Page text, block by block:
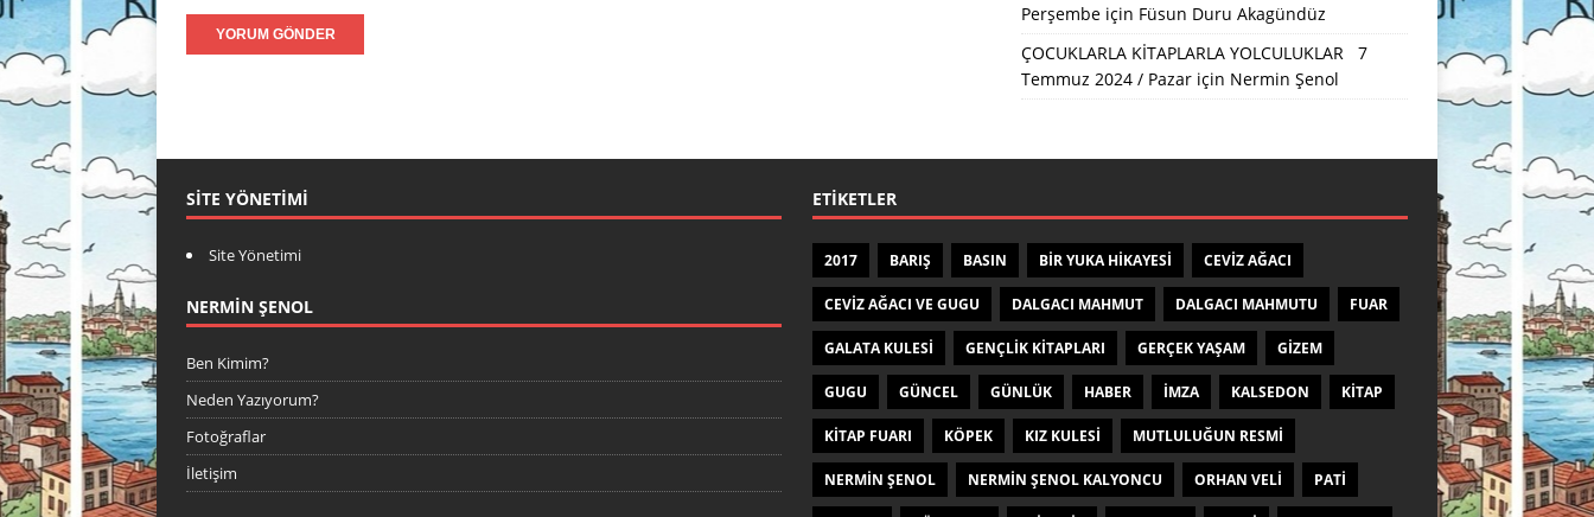
Perşembeiçin Füsun Duru Akagündüz
ÇOCUKLARLA KİTAPLARLA YOLCULUKLAR 7
Temmuz 2024 / Pazariçin Nermin Şenol
SITE YÖNETIMI
Site Yönetimi
NERMIN ŞENOL
Ben Kimim?
Neden Yazıyorum?
Fotoğraflar
İletişim
ETIKETLER
2017 BARIŞ BASIN BIR YUKA HIKAYESI CEVIZ AĞACI
CEVIZ AĞACI VE GUGU DALGACI MAHMUT DALGACI MAHMUTU FUAR
GALATA KULESI GENÇLIK KITAPLARI GERÇEK YAŞAM GIZEM
GUGU GÜNCEL GÜNLÜK HABER IMZA KALSEDON KITAP
KITAP FUARI KÖPEK KIZ KULESI MUTLULUĞUN RESMI
NERMIN ŞENOL NERMIN ŞENOL KALYONCU ORHAN VELI PATI